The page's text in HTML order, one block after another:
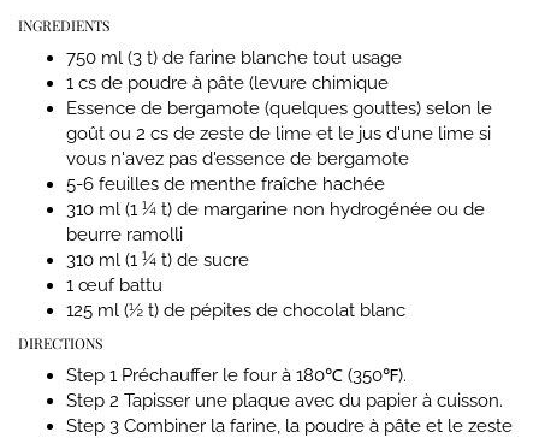
INGREDIENTS
750 ml (3 t) de farine blanche tout usage
1 cs de poudre à pâte (levure chimique
Essence de bergamote (quelques gouttes) selon le
goût ou 2 cs de zeste de lime et le jus d'une lime si
vous n'avez pas d'essence de bergamote
5-6 feuilles de menthe fraîche hachée
310 ml (1 ¼ t) de margarine non hydrogénée ou de
beurre ramolli
310 ml (1 ¼ t) de sucre
1 œuf battu
125 ml (½ t) de pépites de chocolat blanc
DIRECTIONS
Step 1 Préchauffer le four à 180℃ (350℉).
Step 2 Tapisser une plaque avec du papier à cuisson.
Step 3 Combiner la farine, la poudre à pâte et le zeste